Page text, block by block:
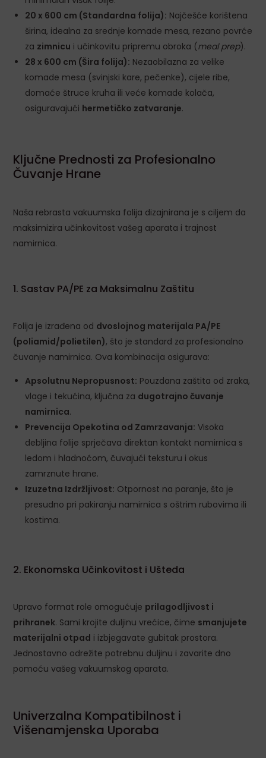
20 x 600 cm (Standardna folija): Najčešće korištena
širina, idealna za srednje komade mesa, rezano povrće
za zimnicu i učinkovitu pripremu obroka (meal prep).
28 x 600 cm (Šira folija): Nezaobilazna za velike
komade mesa (svinjski kare, pečenke), cijele ribe,
domaće štruce kruha ili veće komade kolača,
osiguravajući hermetičko zatvaranje.
Ključne Prednosti za Profesionalno
Čuvanje Hrane
Naša rebrasta vakuumska folija dizajnirana je s ciljem da
maksimizira učinkovitost vašeg aparata i trajnost
namirnica.
1. Sastav PA/PE za Maksimalnu Zaštitu
Folija je izrađena od dvoslojnog materijala PA/PE
(poliamid/polietilen), što je standard za profesionalno
čuvanje namirnica. Ova kombinacija osigurava:
Apsolutnu Nepropusnost: Pouzdana zaštita od zraka,
vlage i tekućina, ključna za dugotrajno čuvanje
namirnica.
Prevencija Opekotina od Zamrzavanja: Visoka
debljina folije sprječava direktan kontakt namirnica s
ledom i hladnoćom, čuvajući teksturu i okus
zamrznute hrane.
Izuzetna Izdržljivost: Otpornost na paranje, što je
presudno pri pakiranju namirnica s oštrim rubovima ili
kostima.
2. Ekonomska Učinkovitost i Ušteda
Upravo format role omogućuje prilagodljivost i
prihranek. Sami krojite duljinu vrećice, čime smanjujete
materijalni otpad i izbjegavate gubitak prostora.
Jednostavno odrežite potrebnu duljinu i zavarite dno
pomoću vašeg vakuumskog aparata.
Univerzalna Kompatibilnost i
Višenamjenska Uporaba